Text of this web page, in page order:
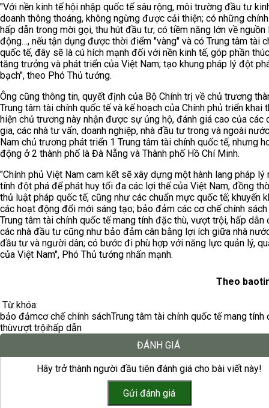
"Với nền kinh tế hội nhập quốc tế sâu rộng, môi trường đầu tư
doanh thông thoáng, không ngừng được cải thiện; có những
hấp dẫn trong mời gọi, thu hút đầu tư; có tiềm năng lớn về nguồn
động…, nếu tận dụng được thời điểm "vàng" và có Trung tâm tài
quốc tế, đây sẽ là cú hích mạnh đối với nền kinh tế, góp phần
tăng trưởng và phát triển của Việt Nam; tạo khung pháp lý đột
bạch", theo Phó Thủ tướng.
Ông cũng thông tin, quyết định của Bộ Chính trị về chủ trương
Trung tâm tài chính quốc tế và kế hoạch của Chính phủ triển khai
hiện chủ trương này nhận được sự ủng hộ, đánh giá cao của các
gia, các nhà tư vấn, doanh nghiệp, nhà đầu tư trong và ngoài
Nam chủ trương phát triển 1 Trung tâm tài chính quốc tế, nhưng
động ở 2 thành phố là Đà Nẵng và Thành phố Hồ Chí Minh.
"Chính phủ Việt Nam cam kết sẽ xây dựng một hành lang pháp lý
tính đột phá để phát huy tối đa các lợi thế của Việt Nam, đồng
thủ luật pháp quốc tế, cũng như các chuẩn mực quốc tế; khuyến
các hoạt động đổi mới sáng tạo; bảo đảm các cơ chế chính
Trung tâm tài chính quốc tế mang tính đặc thù, vượt trội, hấp dẫn
các nhà đầu tư cũng như bảo đảm cân bằng lợi ích giữa nhà
đầu tư và người dân; có bước đi phù hợp với năng lực quản lý,
của Việt Nam", Phó Thủ tướng nhấn mạnh.
Theo
Từ khóa:
bảo đảmcơ chế chính sáchTrung tâm tài chính quốc tế mang tính
thùvượt trộihấp dẫn
ĐÁNH GIÁ
Hãy trở thành người đầu tiên đánh giá cho bài viết này!